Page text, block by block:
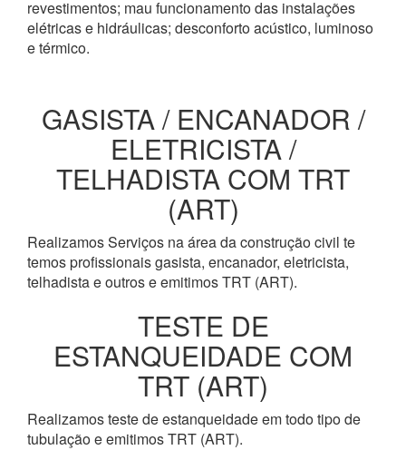
revestimentos; mau funcionamento das instalações
elétricas e hidráulicas; desconforto acústico, luminoso
e térmico.
GASISTA / ENCANADOR /
ELETRICISTA /
TELHADISTA COM TRT
(ART)
Realizamos Serviços na área da construção civil te
temos profissionais gasista, encanador, eletricista,
telhadista e outros e emitimos TRT (ART).
TESTE DE
ESTANQUEIDADE COM
TRT (ART)
Realizamos teste de estanqueidade em todo tipo de
tubulação e emitimos TRT (ART).